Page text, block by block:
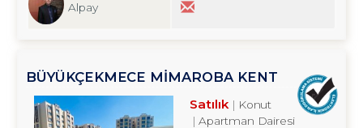
Alpay
BÜYÜKÇEKMECE MİMAROBA KENT
PLUS`TA FULL EŞYALI 1+1 SATILIK DAİRE
Satılık
Konut
Apartman Dairesi